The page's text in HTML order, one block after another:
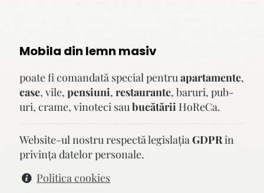
Mobila din lemn masiv
poate fi comandată special pentru apartamente,
case, vile, pensiuni, restaurante, baruri, pub-
uri, crame, vinoteci sau bucătării HoReCa.
Website-ul nostru respectă legislaţia GDPRîn
privinţa datelor personale.
Politica cookies